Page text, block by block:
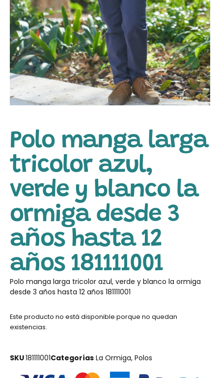
Polo manga larga
tricolor azul,
verde y blanco la
ormiga desde 3
años hasta 12
años 181111001
Polo manga larga tricolor azul, verde y blanco la ormiga
desde 3 años hasta 12 años 181111001
Este producto no está disponible porque no quedan
existencias.
SKU181111001Categorías La Ormiga, Polos